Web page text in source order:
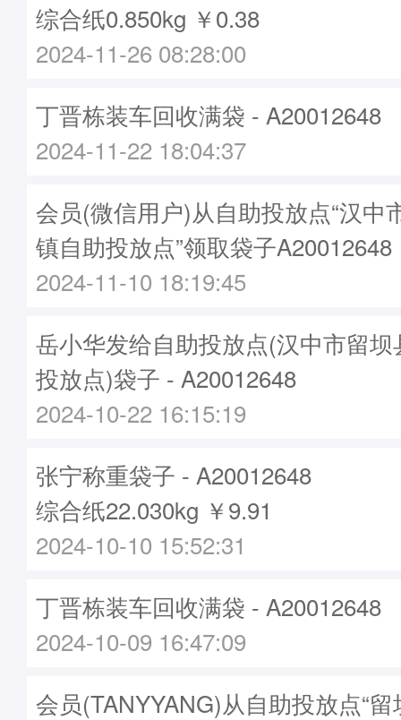
综合纸0.850kg ￥0.38
2024-11-26 08:28:00
丁晋栋装车回收满袋 - A20012648
2024-11-22 18:04:37
会员(微信用户)从自助投放点“汉中
镇自助投放点”领取袋子A20012648
2024-11-10 18:19:45
岳小华发给自助投放点(汉中市留
投放点)袋子 - A20012648
2024-10-22 16:15:19
张宁称重袋子 - A20012648
综合纸22.030kg ￥9.91
2024-10-10 15:52:31
丁晋栋装车回收满袋 - A20012648
2024-10-09 16:47:09
会员(TANYYANG)从自助投放点“